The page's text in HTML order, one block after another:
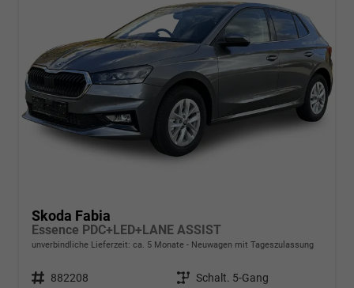
Skoda Fabia
Essence PDC+LED+LANE ASSIST
unverbindliche Lieferzeit: ca. 5 Monate Neuwagen mit Tageszulassung
Fahrzeugnr. 882208 Getriebe Schalt. 5-Gang